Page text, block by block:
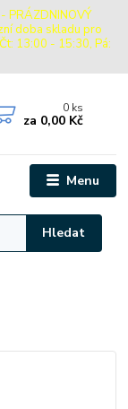
PRÁZDNINOVÝ
doba skladu pro
13:00 - 15:30, Pá:
Menu
Hledat
0 ks
za 0,00 Kč